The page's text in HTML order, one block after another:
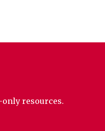
resources.